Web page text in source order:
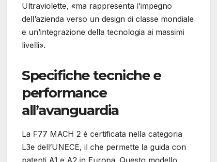
Ultraviolette, «ma rappresenta l’impegno
dell’azienda verso un design di classe mondiale
e un’integrazione della tecnologia ai massimi
livelli».
Specifiche tecniche e
performance
all’avanguardia
La F77 MACH 2 è certificata nella categoria
L3e dell’UNECE, il che permette la guida con
patenti A1 e A2 in Europa. Questo modello,